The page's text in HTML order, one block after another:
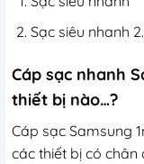
Sạc siêu nhanh
Cáp sạc nhanh
thiết bị nào…?
Cáp sạc Samsung
các thiết bị có chân